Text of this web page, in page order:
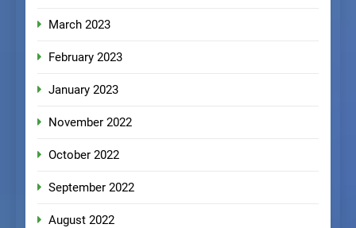
March 2023
February 2023
January 2023
November 2022
October 2022
September 2022
August 2022